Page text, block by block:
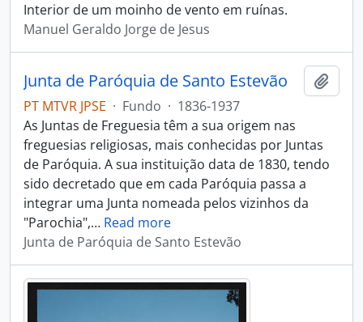
Interior de um moinho de vento em ruínas.
Manuel Geraldo Jorge de Jesus
Junta de Paróquia de Santo Estevão
PT MTVR JPSE · Fundo · 1836-1937
As Juntas de Freguesia têm a sua origem nas
freguesias religiosas, mais conhecidas por Juntas
de Paróquia. A sua instituição data de 1830, tendo
sido decretado que em cada Paróquia passa a
integrar uma Junta nomeada pelos vizinhos da
"Parochia",… Read more
Junta de Paróquia de Santo Estevão